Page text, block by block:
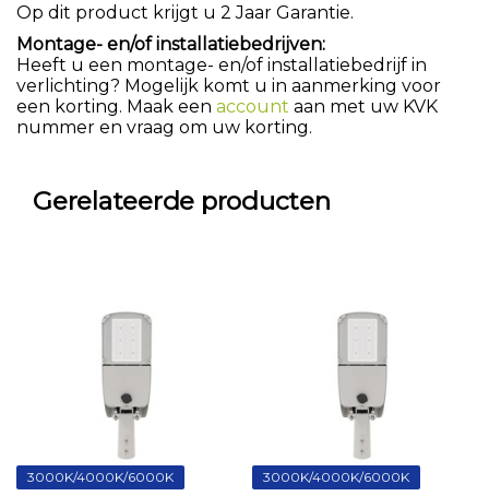
Op dit product krijgt u 2 Jaar Garantie.
Montage- en/of installatiebedrijven:
Heeft u een montage- en/of installatiebedrijf in
verlichting? Mogelijk komt u in aanmerking voor
een korting. Maak een account aan met uw KVK
nummer en vraag om uw korting.
Gerelateerde producten
3000K/4000K/6000K 3000K/4000K/6000K